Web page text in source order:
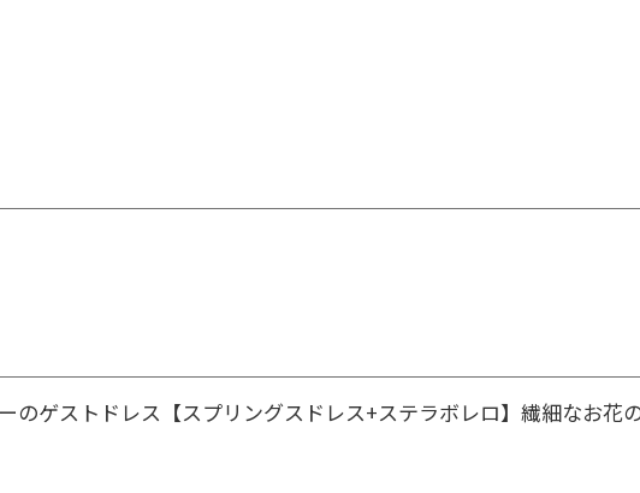
のゲストドレス【スプリングスドレス+ステラボレロ】繊細なお花